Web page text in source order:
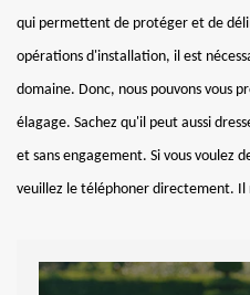
qui permettent de protéger et de
opérations d'installation, il est
domaine. Donc, nous pouvons vous
élagage. Sachez qu'il peut aussi
et sans engagement. Si vous voulez
veuillez le téléphoner directement. Il